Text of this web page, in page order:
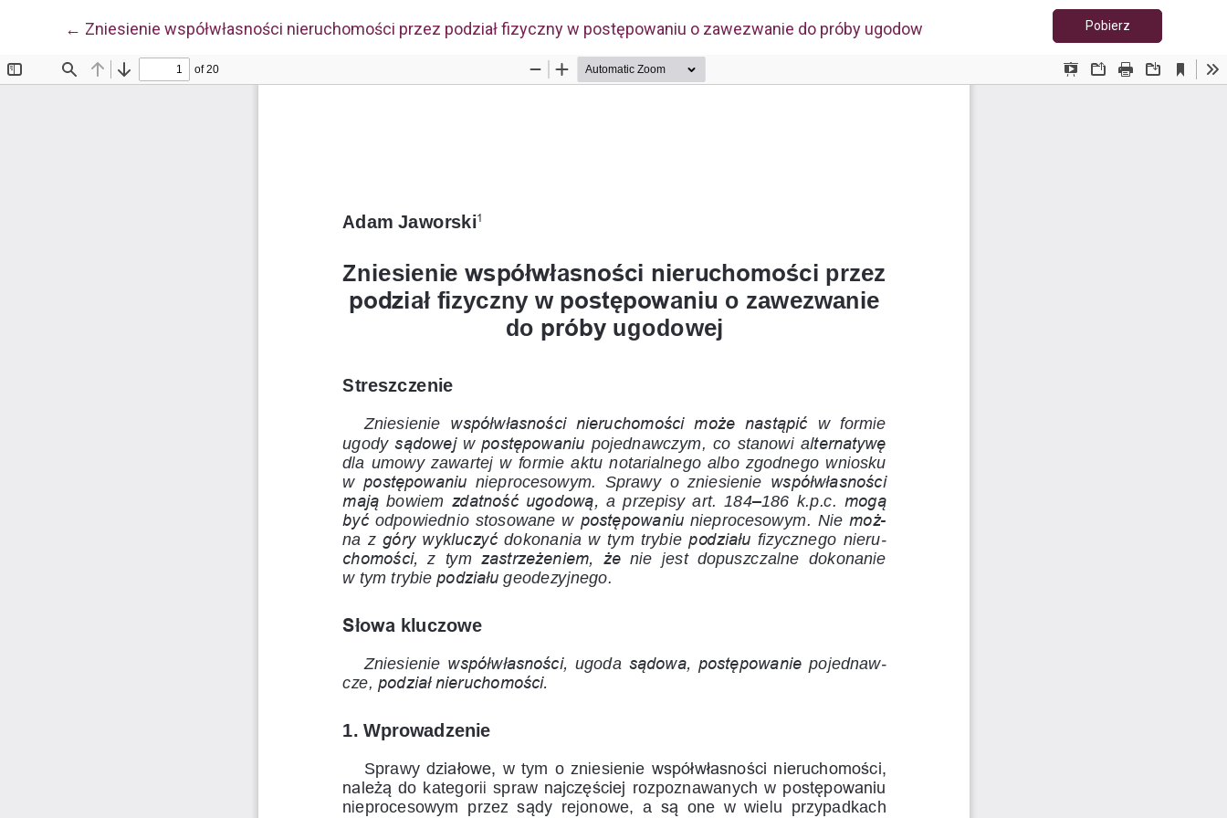
← Wróć do szczegółów artykułu
Zniesienie współwłasności nieruchomości przez podział fizyczny w postępowaniu o zawezwanie do próby ugodowej PobierzPobierz PDF